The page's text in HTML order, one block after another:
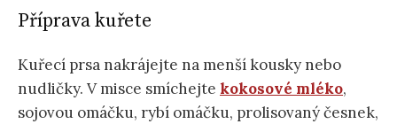
Příprava kuřete
Kuřecí prsa nakrájejte na menší kousky nebo
nudličky. V misce smíchejte kokosové mléko,
sojovou omáčku, rybí omáčku, prolisovaný česnek,